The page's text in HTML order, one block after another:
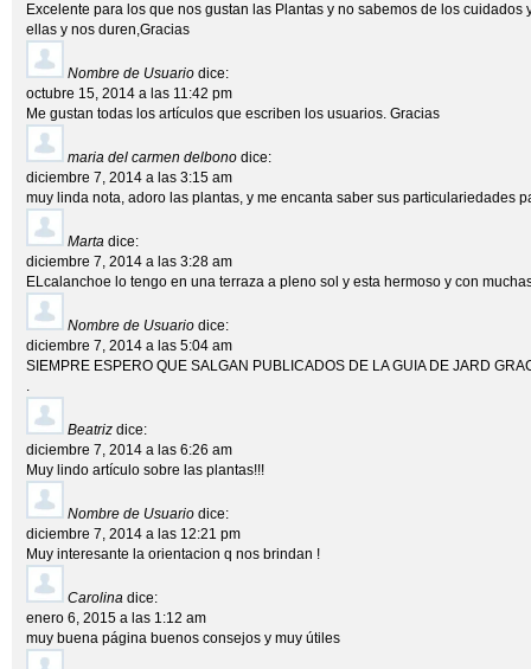
Excelente para los que nos gustan las Plantas y no sabemos de los cuidados
ellas y nos duren,Gracias
Nombre de Usuario dice:
octubre 15, 2014 a las 11:42 pm
Me gustan todas los artículos que escriben los usuarios. Gracias
maria del carmen delbono dice:
diciembre 7, 2014 a las 3:15 am
muy linda nota, adoro las plantas, y me encanta saber sus particulariedades
Marta dice:
diciembre 7, 2014 a las 3:28 am
ELcalanchoe lo tengo en una terraza a pleno sol y esta hermoso y con
Nombre de Usuario dice:
diciembre 7, 2014 a las 5:04 am
SIEMPRE ESPERO QUE SALGAN PUBLICADOS DE LA GUIA DE JARD
.
Beatriz dice:
diciembre 7, 2014 a las 6:26 am
Muy lindo artículo sobre las plantas!!!
Nombre de Usuario dice:
diciembre 7, 2014 a las 12:21 pm
Muy interesante la orientacion q nos brindan !
Carolina dice:
enero 6, 2015 a las 1:12 am
muy buena página buenos consejos y muy útiles